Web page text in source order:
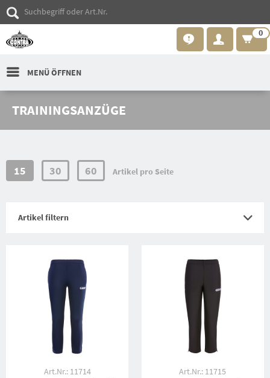
0
MENÜ ÖFFNEN
TRAININGSANZÜGE
Artikel filtern
15 30 60 Artikel pro Seite
Art.Nr.: 11714
Art.Nr.: 11715